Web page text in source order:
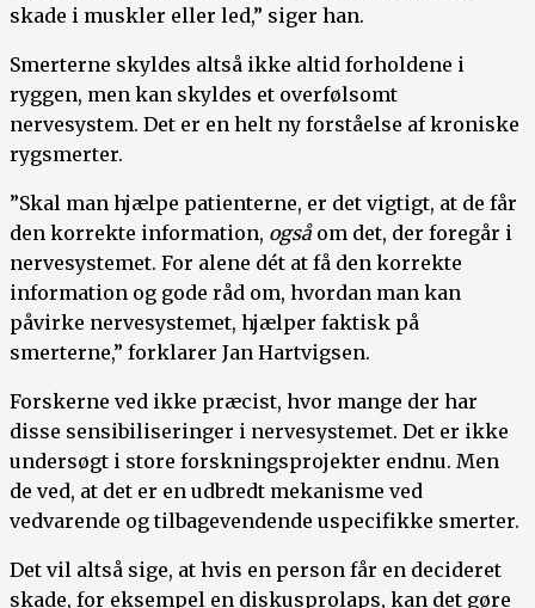
skade i muskler eller led,” siger han.
Smerterne skyldes altså ikke altid forholdene i
ryggen, men kan skyldes et overfølsomt
nervesystem. Det er en helt ny forståelse af kroniske
rygsmerter.
”Skal man hjælpe patienterne, er det vigtigt, at de får
den korrekte information, ogsåom det, der foregår i
nervesystemet. For alene dét at få den korrekte
information og gode råd om, hvordan man kan
påvirke nervesystemet, hjælper faktisk på
smerterne,” forklarer Jan Hartvigsen.
Forskerne ved ikke præcist, hvor mange der har
disse sensibiliseringer i nervesystemet. Det er ikke
undersøgt i store forskningsprojekter endnu. Men
de ved, at det er en udbredt mekanisme ved
vedvarende og tilbagevendende uspecifikke smerter.
Det vil altså sige, at hvis en person får en decideret
skade, for eksempel en diskusprolaps, kan det gøre